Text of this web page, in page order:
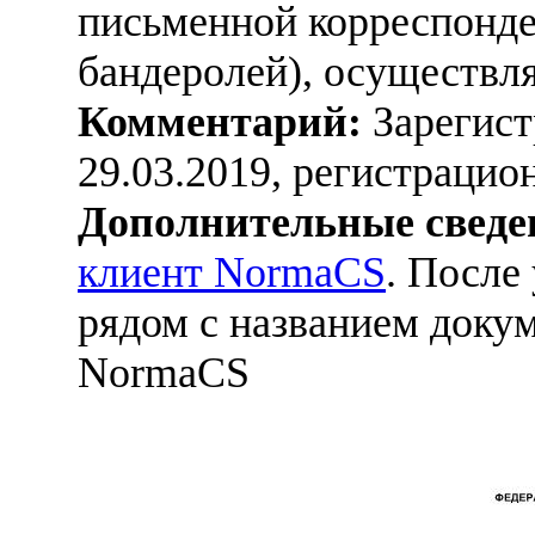
письменной
бандеролей),
Комментарий:
29.03.2019,
Дополнительные
клиент NormaCS. После
рядом с названием
NormaCS